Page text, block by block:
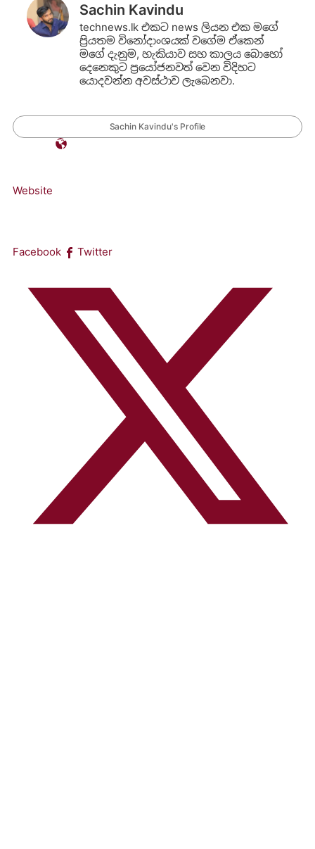
Sachin Kavindu
technews.lk එකට news ලියන එක මගේ
ප්‍රියතම විනෝදාංශයක් වගේම ඒකෙන්
මගේ දැනුම, හැකියාව සහ කාලය බොහෝ
දෙනෙකුට ප්‍රයෝජනවත් වෙන විදිහට
යොදවන්න අවස්ථාව ලැබෙනවා.
Sachin Kavindu's Profile
Website
Facebook Twitter